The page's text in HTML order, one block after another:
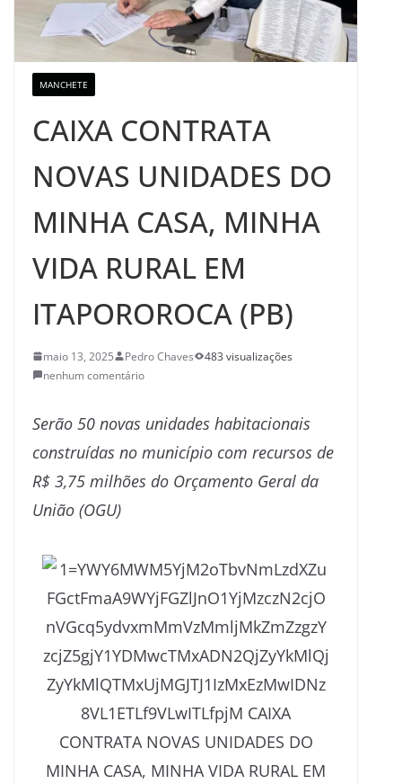
MANCHETE
CAIXA CONTRATA
NOVAS UNIDADES DO
MINHA CASA, MINHA
VIDA RURAL EM
ITAPOROROCA (PB)
maio 13, 2025 Pedro Chaves
483 visualizações
nenhum comentário
Serão 50 novas unidades habitacionais
construídas no município com recursos de
R$ 3,75 milhões do Orçamento Geral da
União (OGU)